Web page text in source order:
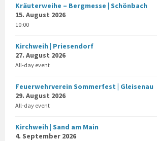
Kräuterweihe – Bergmesse | Schönbach
15. August 2026
10:00
Kirchweih | Priesendorf
27. August 2026
All-day event
Feuerwehrverein Sommerfest | Gleisenau
29. August 2026
All-day event
Kirchweih | Sand am Main
4. September 2026